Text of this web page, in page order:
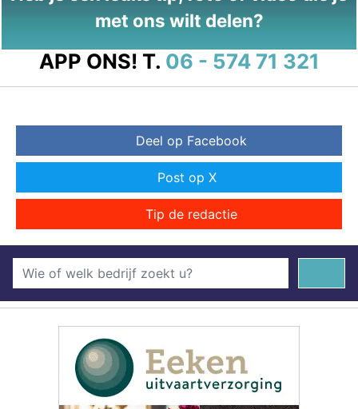
met ons wilt delen?
APP ONS! T. 06 - 574 71 321
Deel op Facebook
Post op X
Tip de redactie